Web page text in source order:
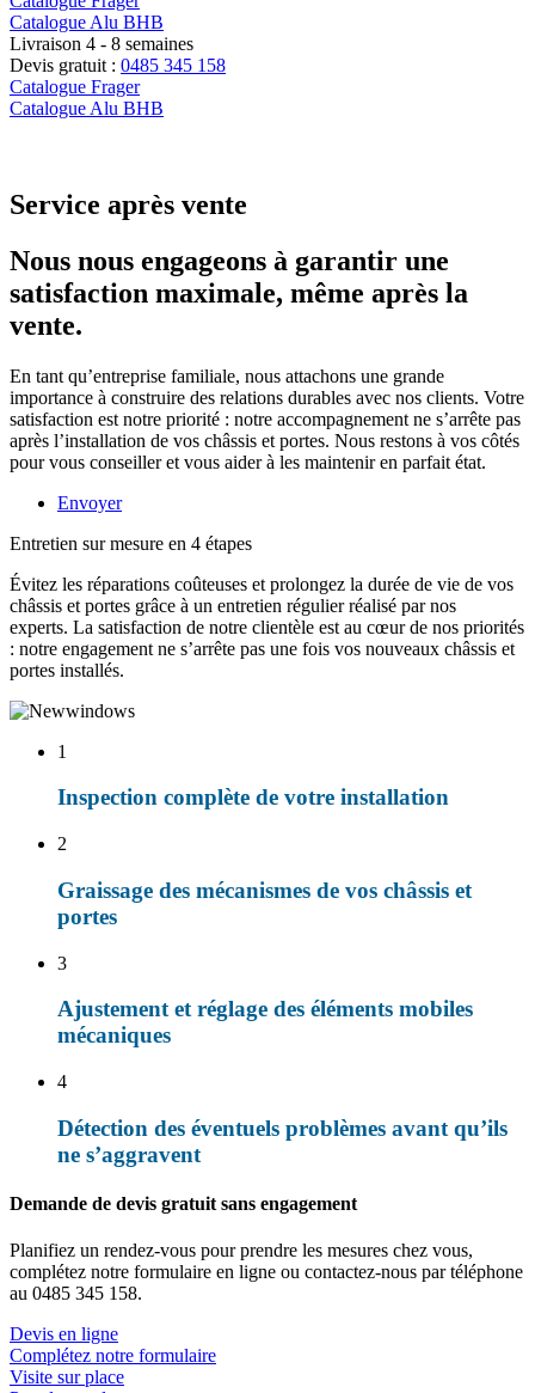
Catalogue Alu BHB
Livraison 4 - 8 semaines
Devis gratuit : 0485 345 158
Catalogue Frager
Catalogue Alu BHB
Service après vente
Nous nous engageons à garantir une
satisfaction maximale, même après la
vente.
En tant qu’entreprise familiale, nous attachons une grande
importance à construire des relations durables avec nos clients. Votre
satisfaction est notre priorité : notre accompagnement ne s’arrête pas
après l’installation de vos châssis et portes. Nous restons à vos côtés
pour vous conseiller et vous aider à les maintenir en parfait état.
Envoyer
Entretien sur mesure en 4 étapes
Évitez les réparations coûteuses et prolongez la durée de vie de vos
châssis et portes grâce à un entretien régulier réalisé par nos
experts. La satisfaction de notre clientèle est au cœur de nos priorités
: notre engagement ne s’arrête pas une fois vos nouveaux châssis et
portes installés.
1
Inspection complète de votre installation
2
Graissage des mécanismes de vos châssis et
portes
3
Ajustement et réglage des éléments mobiles
mécaniques
4
Détection des éventuels problèmes avant qu’ils
ne s’aggravent
Demande de devis gratuit sans engagement
Planifiez un rendez-vous pour prendre les mesures chez vous,
complétez notre formulaire en ligne ou contactez-nous par téléphone
au 0485 345 158.
Devis en ligne
Complétez notre formulaire
Visite sur place